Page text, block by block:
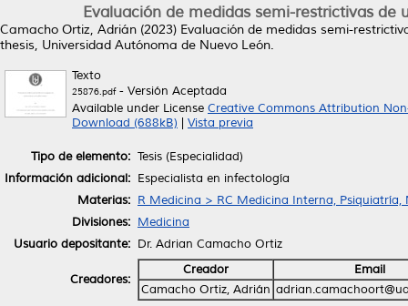
Evaluación de medidas semi-restrictivas
Camacho Ortiz, Adrián (2023) Evaluación de medidas semi-
thesis, Universidad Autónoma de Nuevo León.
Texto
25876.pdf- Versión Aceptada
Available under License Creative Commons Attribution
Download (688kB)
Vista previa
Tipo de elemento: Tesis (Especialidad)
Información adicional: Especialista en infectología
Materias: R Medicina > RC Medicina Interna, Psiquiatría,
Divisiones: Medicina
Usuario depositante: Dr. Adrian Camacho Ortiz
Creadores:
Creador
Email
Camacho Ortiz, Adrián